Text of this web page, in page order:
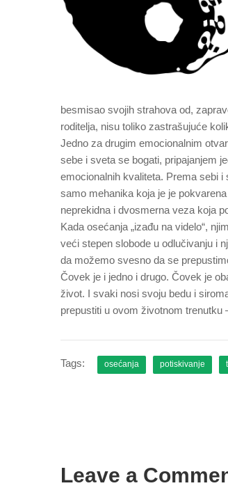
besmisao svojih strahova od,
roditelja, nisu toliko zastrašujuće
Jedno za drugim emocionalnim
sebe i sveta se bogati, pripajanjem
emocionalnih kvaliteta. Prema sebi
samo mehanika koja je je
neprekidna i dvosmerna veza koja
Kada osećanja „izađu na videlo“,
veći stepen slobode u odlučivanju i
da možemo svesno da se
Čovek je i jedno i drugo. Čovek je
život. I svaki nosi svoju bedu i
prepustiti u ovom životnom trenutku
Tags: osećanja potiskivanje
Leave a